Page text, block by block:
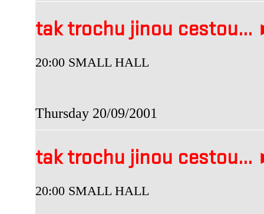
tak trochu jinou
20:00 SMALL HALL
Thursday 20/09/2001
tak trochu jinou cestou...
20:00 SMALL HALL